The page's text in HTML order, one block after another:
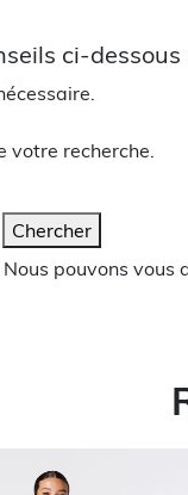
ci-dessous
votre recherche.
Chercher
pouvons